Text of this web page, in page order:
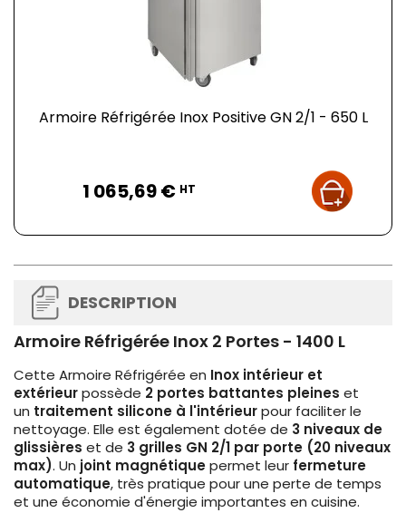
Armoire Réfrigérée Inox Positive GN 2/1 - 650 L
1 065,69 € HT
DESCRIPTION
Armoire Réfrigérée Inox 2 Portes - 1400 L
Cette Armoire Réfrigérée en Inox intérieur et
extérieurpossède 2 portes battantes pleines et
un traitement silicone à l'intérieurpour faciliter le
nettoyage. Elle est également dotée de 3 niveaux de
glissières et de 3 grilles GN 2/1 par porte (20 niveaux
max). Un joint magnétiquepermet leur fermeture
automatique, très pratique pour une perte de temps
et une économie d'énergie importantes en cuisine.